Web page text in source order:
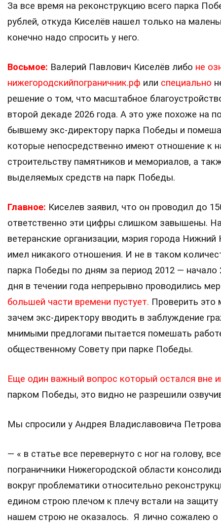
За все время на реконструкцию всего парка
рублей, откуда Киселёв нашел только на
конечно надо спросить у него.
Восьмое: Валерий Павлович Киселёв либо не
нижегородскийпограничник.рф или специально
решение о том, что масштабное
второй декаде 2026 года. А это уже похоже на
бывшему экс-директору парка Победы и
которые непосредственно имеют отношение к
строительству памятников и мемориалов, а
выделяемых средств на парк Победы.
Главное: Киселев заявил, что он проводил до
ответственно эти цифры слишком завышены.
ветеранские организации, мэрия города
имел никакого отношения. И не в таком
парка Победы по дням за период 2012 —
дня в течении года непрерывно проводились
большей части времени пустует. Проверить
зачем экс-директору вводить в заблуждение
мнимыми предлогами пытается помешать
общественному Совету при парке Победы.
Еще один важный вопрос который остался вне
парком Победы, это видно не разрешили
Мы спросили у Андрея Владиславовича
— « в статье все перевернуто с ног на голову,
пограничники Нижегородской области
вокруг проблематики относительно
едином строю плечом к плечу встали на
нашем строю не оказалось. Я лично сожалею о